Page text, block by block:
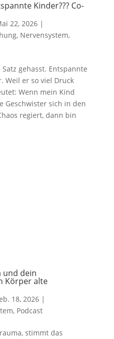
Kinder??? Co-
22, 2026|
, Nervensystem,
gehasst. Entspannte
Weil er so viel Druck
Wenn mein Kind
Geschwister sich in den
regiert, dann bin
und dein
Körper alte
18, 2026|
, Podcast
stimmt das